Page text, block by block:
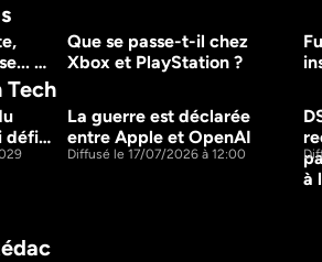
Que se passe-t-il chez
Xbox et PlayStation ?
Tech
1h7m
défie
La guerre est déclarée
entre Apple et OpenAI
Diffusé le 17/07/2026 à 12:00
à